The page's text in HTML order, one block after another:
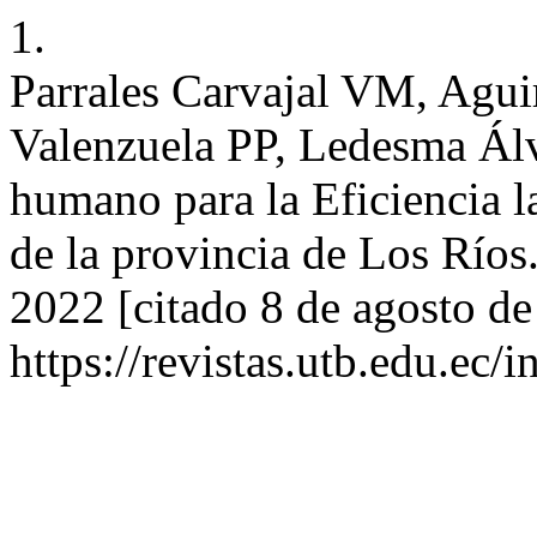
1.
Parrales Carvajal VM,
Valenzuela PP, Ledesma
humano para la Eficiencia
de la provincia de Los
2022 [citado 8 de agosto
https://revistas.utb.edu.ec/